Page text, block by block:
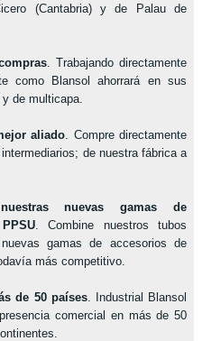
(Cantabria) y de Palau de
. Trabajando directamente
como Blansol ahorrará en sus
de multicapa.
aliado . Compre directamente
de nuestra fábrica a
nuevas gamas de
. Combine nuestros tubos
gamas de accesorios de
más competitivo.
de 50 países. Industrial Blansol
comercial en más de 50